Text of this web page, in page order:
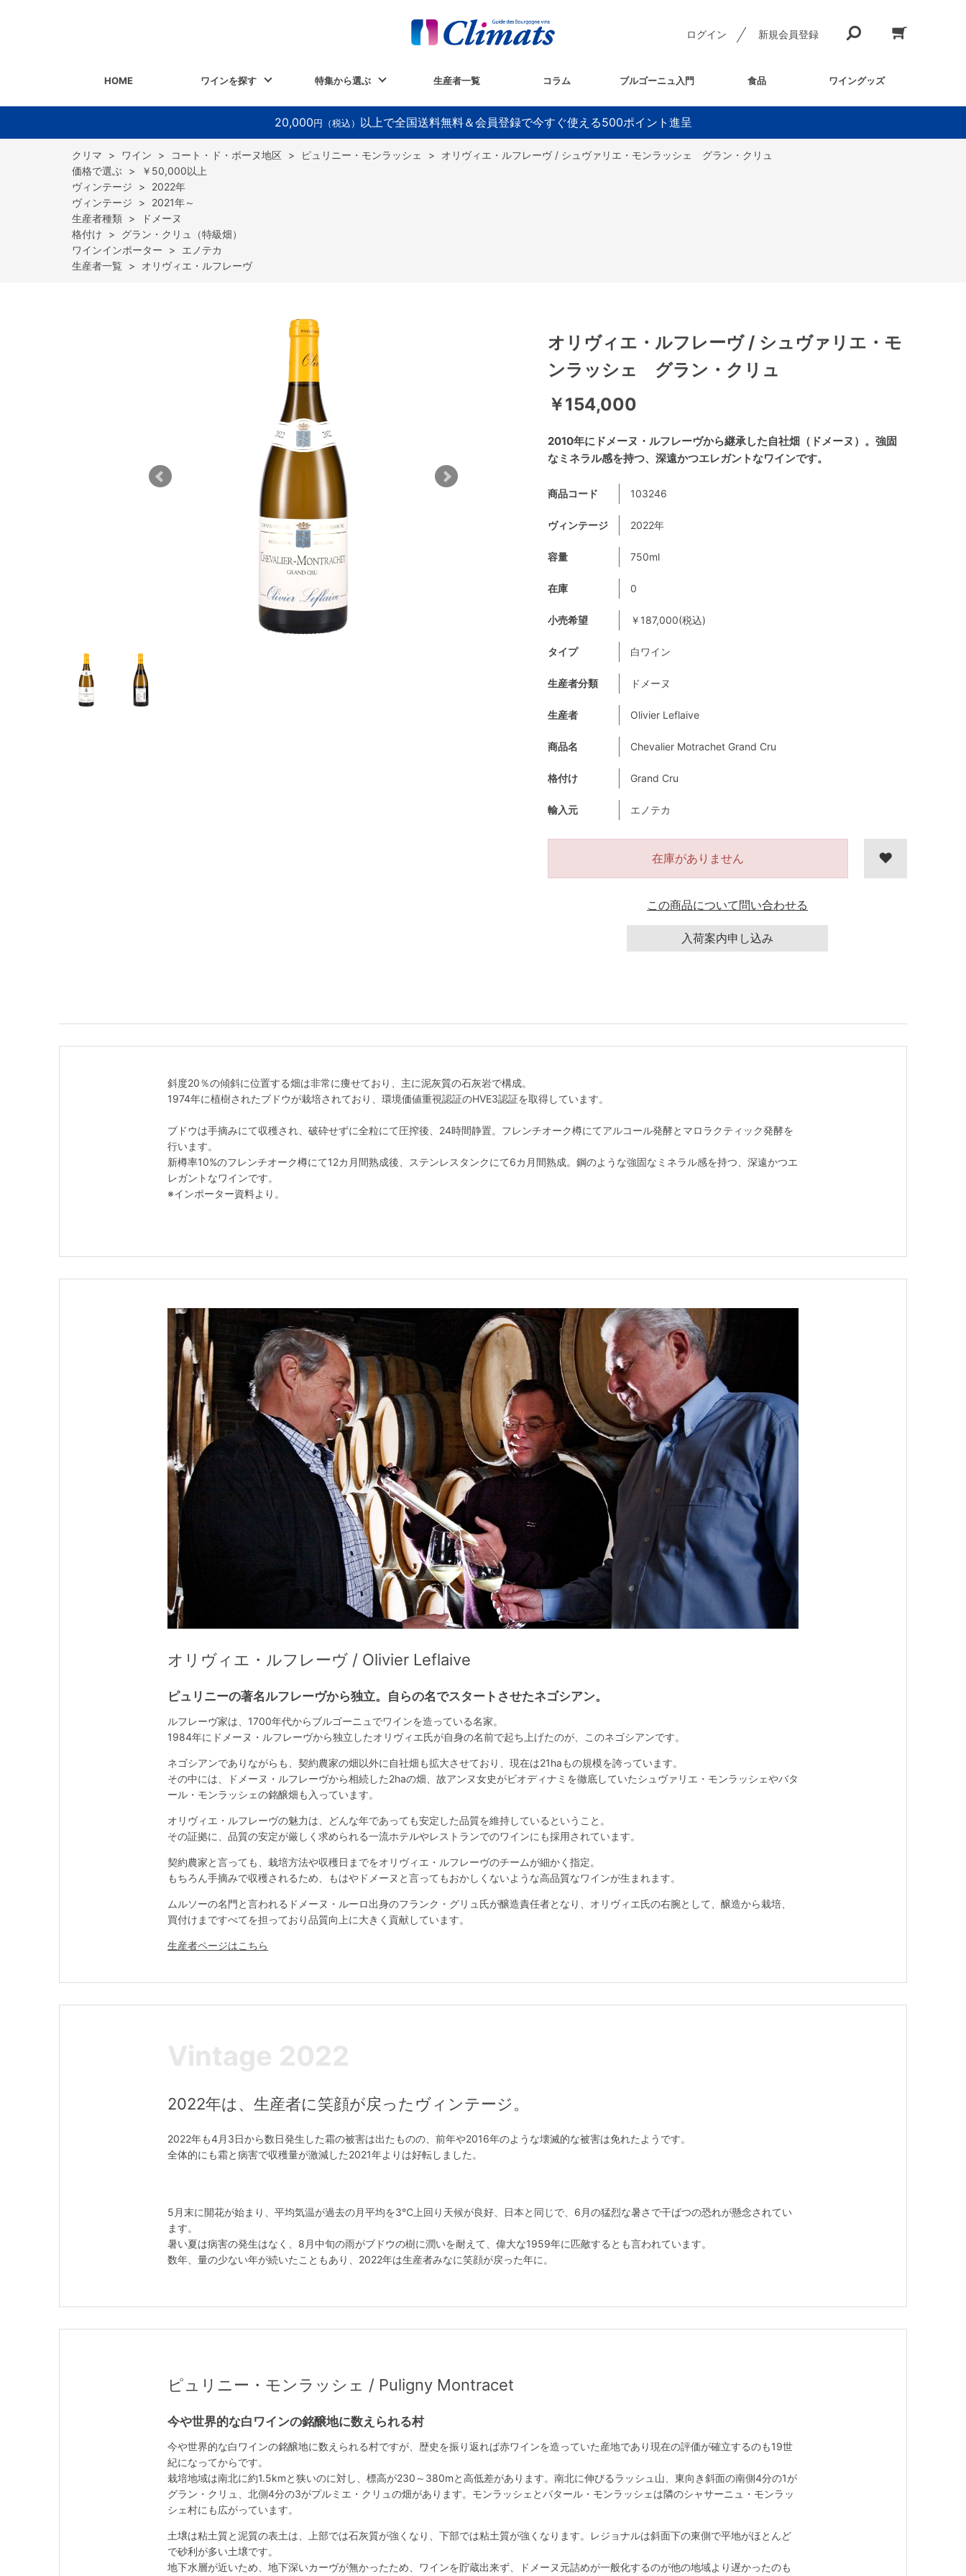
ログイン 新規会員登録
HOME ワインを探す 特集から選ぶ 生産者一覧 コラム ブルゴーニュ入門 食品 ワイングッズ
20,000 円（税込） 以上で全国送料無料＆会員登録で今すぐ使える500ポイント進呈
> ワイン > コート・ド・ボーヌ地区 > ピュリニー・モンラッシェ >
オリヴィエ・ルフレーヴ / シュヴァリエ・モンラッシェ グラン・クリュ
>
￥50,000以上
>
2022年
>
2021年～
>
ドメーヌ
>
グラン・クリュ（特級畑）
>
エノテカ
>
オリヴィエ・ルフレーヴ
2010年にドメーヌ・ルフレーヴから継承した自社畑（ドメーヌ）。強固
なミネラル感を持つ、深遠かつエレガントなワインです。
オリヴィエ・ルフレーヴ / シュヴァリエ・モ
ンラッシェ グラン・クリュ
￥154,000
商品コード 103246
ヴィンテージ 2022年
容量 750ml
在庫 0
小売希望 ￥187,000(税込)
タイプ 白ワイン
生産者分類 ドメーヌ
生産者 Olivier Leflaive
商品名 Chevalier Motrachet Grand Cru
格付け Grand Cru
輸入元 エノテカ
在庫がありません
入荷案内申し込み
この商品について問い合わせる
斜度20％の傾斜に位置する畑は非常に痩せており、主に泥灰質の石灰岩で構成。
1974年に植樹されたブドウが栽培されており、環境価値重視認証のHVE3認証を取得しています。
ブドウは手摘みにて収穫され、破砕せずに全粒にて圧搾後、24時間静置。フレンチオーク樽にてアルコール発酵とマロラクティック発酵を
行います。
新樽率10%のフレンチオーク樽にて12カ月間熟成後、ステンレスタンクにて6カ月間熟成。鋼のような強固なミネラル感を持つ、深遠かつエ
レガントなワインです。
※インポーター資料より。
オリヴィエ・ルフレーヴ / Olivier Leflaive
ピュリニーの著名ルフレーヴから独立。自らの名でスタートさせたネゴシアン。
ルフレーヴ家は、1700年代からブルゴーニュでワインを造っている名家。
1984年にドメーヌ・ルフレーヴから独立したオリヴィエ氏が自身の名前で起ち上げたのが、このネゴシアンです。
ネゴシアンでありながらも、契約農家の畑以外に自社畑も拡大させており、現在は21haもの規模を誇っています。
その中には、ドメーヌ・ルフレーヴから相続した2haの畑、故アンヌ女史がビオディナミを徹底していたシュヴァリエ・モンラッシェやバタ
ール・モンラッシェの銘醸畑も入っています。
オリヴィエ・ルフレーヴの魅力は、どんな年であっても安定した品質を維持しているということ。
その証拠に、品質の安定が厳しく求められる一流ホテルやレストランでのワインにも採用されています。
契約農家と言っても、栽培方法や収穫日までをオリヴィエ・ルフレーヴのチームが細かく指定。
もちろん手摘みで収穫されるため、もはやドメーヌと言ってもおかしくないような高品質なワインが生まれます。
ムルソーの名門と言われるドメーヌ・ルーロ出身のフランク・グリュ氏が醸造責任者となり、オリヴィエ氏の右腕として、醸造から栽培、
買付けまですべてを担っており品質向上に大きく貢献しています。
生産者ページはこちら
Vintage 2022
2022年は、生産者に笑顔が戻ったヴィンテージ。
2022年も4月3日から数日発生した霜の被害は出たものの、前年や2016年のような壊滅的な被害は免れたようです。
全体的にも霜と病害で収穫量が激減した2021年よりは好転しました。
5月末に開花が始まり、平均気温が過去の月平均を3℃上回り天候が良好、日本と同じで、6月の猛烈な暑さで干ばつの恐れが懸念されてい
ます。
暑い夏は病害の発生はなく、8月中旬の雨がブドウの樹に潤いを耐えて、偉大な1959年に匹敵するとも言われています。
数年、量の少ない年が続いたこともあり、2022年は生産者みなに笑顔が戻った年に。
ピュリニー・モンラッシェ / Puligny Montracet
今や世界的な白ワインの銘醸地に数えられる村
今や世界的な白ワインの銘醸地に数えられる村ですが、歴史を振り返れば赤ワインを造っていた産地であり現在の評価が確立するのも19世
紀になってからです。
栽培地域は南北に約1.5kmと狭いのに対し、標高が230～380mと高低差があります。南北に伸びるラッシュ山、東向き斜面の南側4分の1が
グラン・クリュ、北側4分の3がプルミエ・クリュの畑があります。モンラッシェとバタール・モンラッシェは隣のシャサーニュ・モンラッ
シェ村にも広がっています。
土壌は粘土質と泥質の表土は、上部では石灰質が強くなり、下部では粘土質が強くなります。レジョナルは斜面下の東側で平地がほとんど
で砂利が多い土壌です。
地下水層が近いため、地下深いカーヴが無かったため、ワインを貯蔵出来ず、ドメーヌ元詰めが一般化するのが他の地域より遅かったのも